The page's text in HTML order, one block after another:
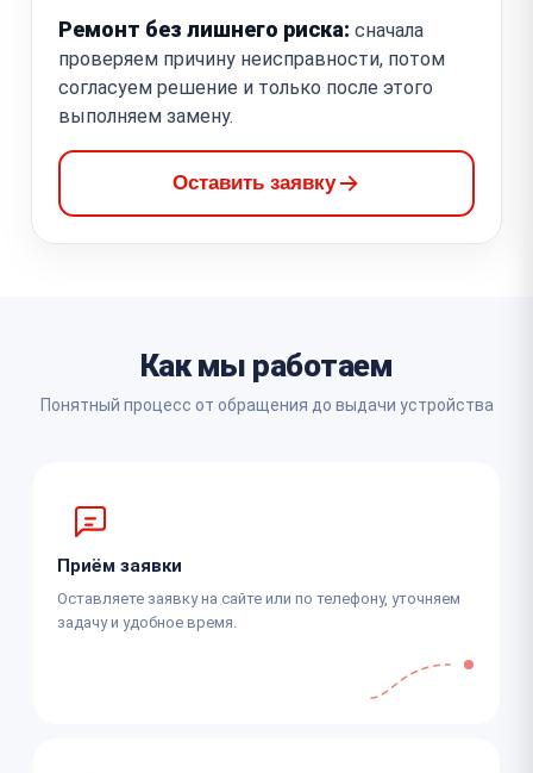
Ремонт без лишнего риска: сначала
проверяем причину неисправности, потом
согласуем решение и только после этого
выполняем замену.
Оставить заявку
Как мы работаем
Понятный процесс от обращения до выдачи устройства
Приём заявки
Оставляете заявку на сайте или по телефону, уточняем
задачу и удобное время.